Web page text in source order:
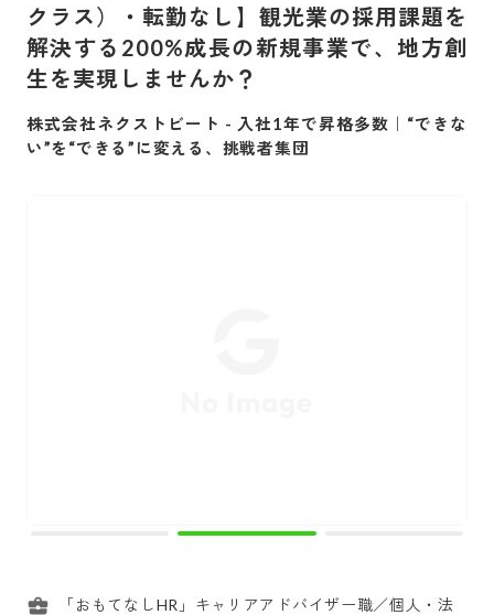
クラス）・転勤なし】観光業の採用課題を
解決する200%成長の新規事業で、地方創
生を実現しませんか？
株式会社ネクストビート - 入社1年で昇格多数｜“できな
い”を“できる”に変える、挑戦者集団
「おもてなしHR」キャリアアドバイザー職／個人・法